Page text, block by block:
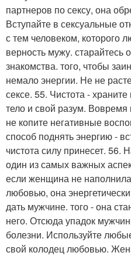
партнеров по сексу, она
Вступайте в сексуальные
с тем человеком, которого
верность мужу. старайтесь
знакомства. того, чтобы
немало энергии. Не не
сексе. 55. Чистота -
тело и свой разум.
не копите негативные
способ поднять энергию -
чистота силу принесет.
один из самых важных
если женщина не
любовью, она
дать мужчине. того - она
него. Отсюда упадок
болезни. Используйте
свой колодец любовью.